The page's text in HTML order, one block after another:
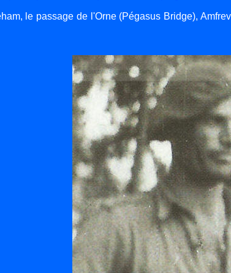
le passage de l'Orne (Pégasus Bridge),